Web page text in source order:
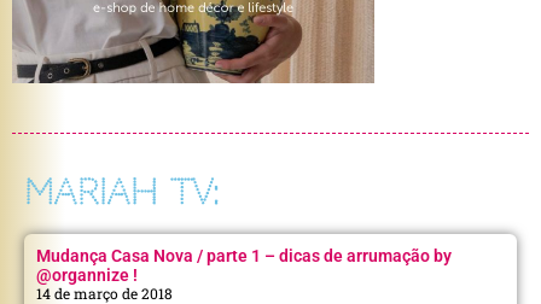
MARIAH TV:
Mudança Casa Nova / parte 1 – dicas de arrumação by
@organnize !
14 de março de 2018